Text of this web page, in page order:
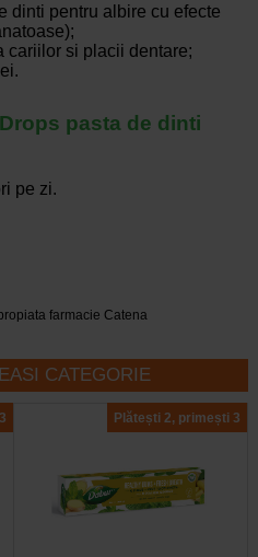
dinti pentru albire cu efecte
cariilor si placii dentare;
pasta de dinti
pe zi.
farmacie Catena
CATEGORIE
Plătești 2, primești 3